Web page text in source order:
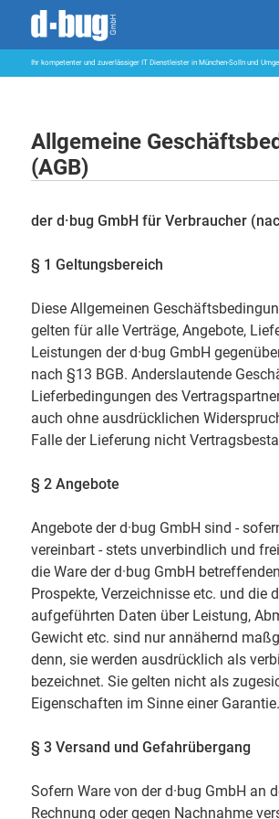
Ihr kompetenter und zuverlässiger IT Dienstleister in München-Solln und
Allgemeine
(AGB)
der d·bug GmbH für Verbraucher
§ 1 Geltungsbereich
Diese Allgemeinen
gelten für alle Verträge, Angebote,
Leistungen der d·bug GmbH
nach §13 BGB. Anderslautende
Lieferbedingungen des
auch ohne ausdrücklichen
Falle der Lieferung nicht
§ 2 Angebote
Angebote der d·bug GmbH sind -
vereinbart - stets unverbindlich und
die Ware der d·bug GmbH
Prospekte, Verzeichnisse etc. und die
aufgeführten Daten über Leistung,
Gewicht etc. sind nur annähernd
denn, sie werden ausdrücklich als
bezeichnet. Sie gelten nicht als
Eigenschaften im Sinne einer Garantie.
§ 3 Versand und Gefahrübergang
Sofern Ware von der d·bug GmbH an
Rechnung oder gegen Nachnahme